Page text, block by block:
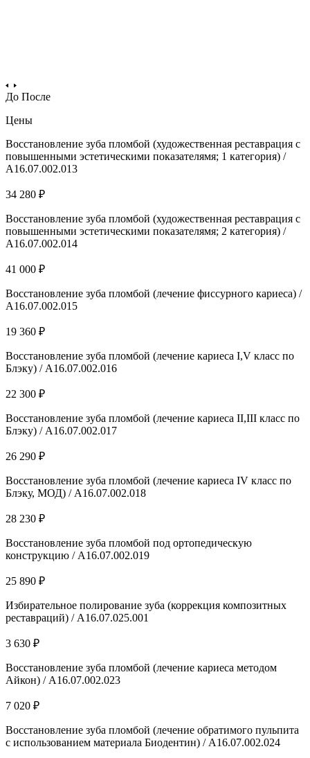
До После
Цены
Восстановление зуба пломбой (художественная реставрация с
повышенными эстетическими показателямя; 1 категория) /
А16.07.002.013
34 280 ₽
Восстановление зуба пломбой (художественная реставрация с
повышенными эстетическими показателямя; 2 категория) /
А16.07.002.014
41 000 ₽
Восстановление зуба пломбой (лечение фиссурного кариеса) /
А16.07.002.015
19 360 ₽
Восстановление зуба пломбой (лечение кариеса I,V класс по
Блэку) / А16.07.002.016
22 300 ₽
Восстановление зуба пломбой (лечение кариеса II,III класс по
Блэку) / А16.07.002.017
26 290 ₽
Восстановление зуба пломбой (лечение кариеса IV класс по
Блэку, МОД) / А16.07.002.018
28 230 ₽
Восстановление зуба пломбой под ортопедическую
конструкцию / А16.07.002.019
25 890 ₽
Избирательное полирование зуба (коррекция композитных
реставраций) / A16.07.025.001
3 630 ₽
Восстановление зуба пломбой (лечение кариеса методом
Айкон) / А16.07.002.023
7 020 ₽
Восстановление зуба пломбой (лечение обратимого пульпита
с использованием материала Биодентин) / А16.07.002.024